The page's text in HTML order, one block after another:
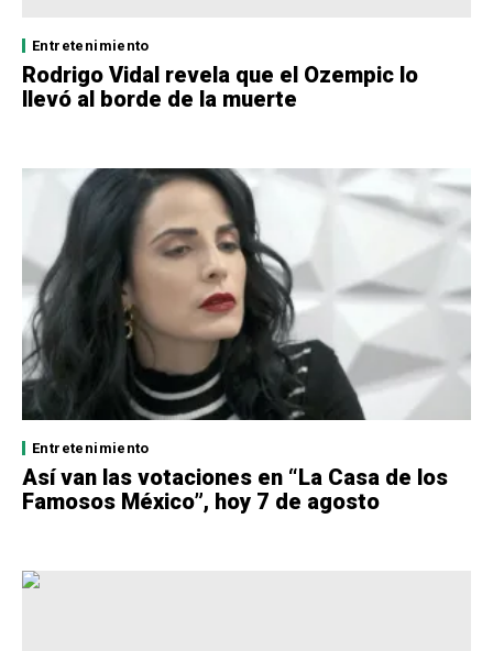
Entretenimiento
Rodrigo Vidal revela que el Ozempic lo
llevó al borde de la muerte
Entretenimiento
Así van las votaciones en “La Casa de los
Famosos México”, hoy 7 de agosto